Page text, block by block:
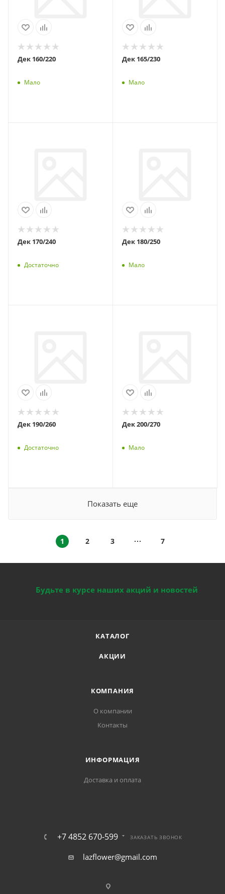
Дек 160/220
Мало
Дек 165/230
Мало
Дек 170/240
Достаточно
Дек 180/250
Мало
Дек 190/260
Достаточно
Дек 200/270
Мало
Показать еще
1 2 3 7
Будьте в курсе наших акций и новостей
КАТАЛОГ
АКЦИИ
КОМПАНИЯ
О компании
Контакты
ИНФОРМАЦИЯ
Доставка и оплата
+7 4852 670-599 ЗАКАЗАТЬ ЗВОНОК
lazflower@gmail.com